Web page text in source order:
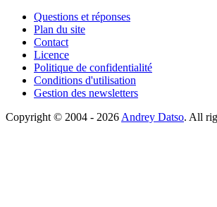
Questions et réponses
Plan du site
Contact
Licence
Politique de confidentialité
Conditions d'utilisation
Gestion des newsletters
Copyright © 2004 - 2026Andrey Datso. All